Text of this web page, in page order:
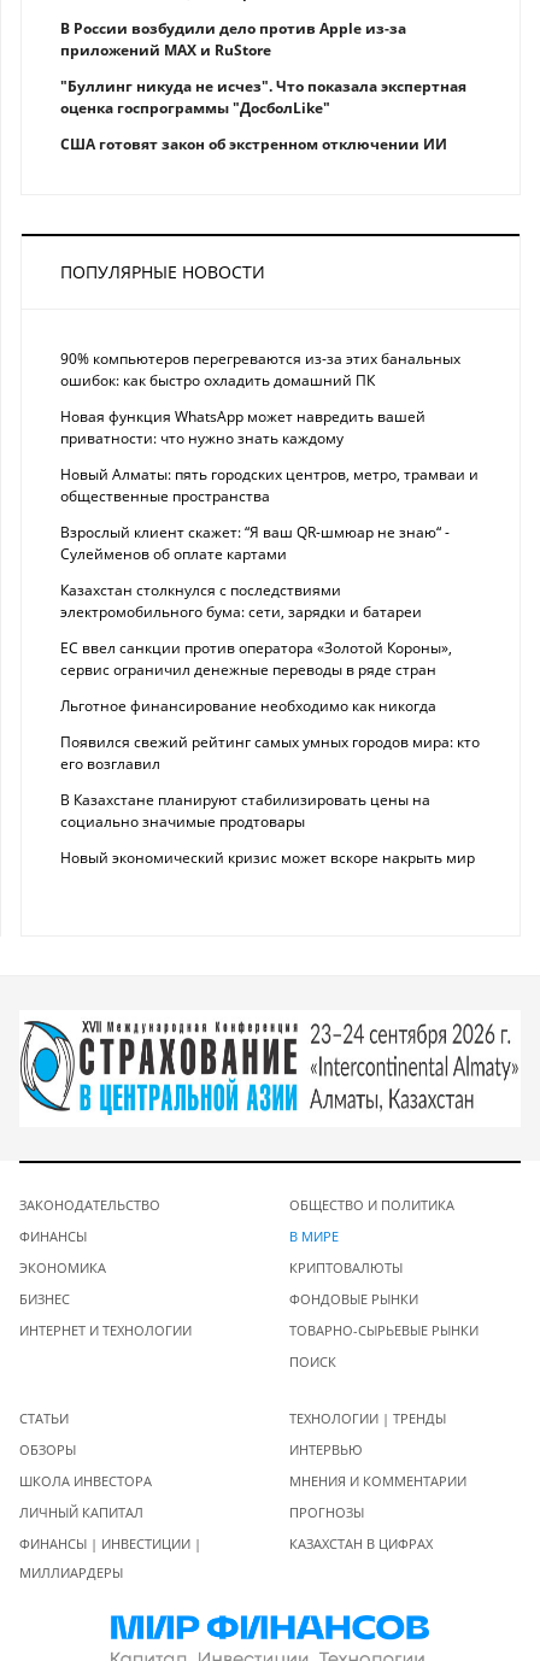
В России возбудили дело против Apple из-за
приложений MAX и RuStore
"Буллинг никуда не исчез". Что показала экспертная
оценка госпрограммы "ДосболLike"
США готовят закон об экстренном отключении ИИ
ПОПУЛЯРНЫЕ НОВОСТИ
90% компьютеров перегреваются из-за этих банальных
ошибок: как быстро охладить домашний ПК
Новая функция WhatsApp может навредить вашей
приватности: что нужно знать каждому
Новый Алматы: пять городских центров, метро, трамваи и
общественные пространства
Взрослый клиент скажет: “Я ваш QR-шмюар не знаю“ -
Сулейменов об оплате картами
Казахстан столкнулся с последствиями
электромобильного бума: сети, зарядки и батареи
ЕС ввел санкции против оператора «Золотой Короны»,
сервис ограничил денежные переводы в ряде стран
Льготное финансирование необходимо как никогда
Появился свежий рейтинг самых умных городов мира: кто
его возглавил
В Казахстане планируют стабилизировать цены на
социально значимые продтовары
Новый экономический кризис может вскоре накрыть мир
ЗАКОНОДАТЕЛЬСТВО
ФИНАНСЫ
ЭКОНОМИКА
БИЗНЕС
ИНТЕРНЕТ И ТЕХНОЛОГИИ
ОБЩЕСТВО И ПОЛИТИКА
В МИРЕ
КРИПТОВАЛЮТЫ
ФОНДОВЫЕ РЫНКИ
ТОВАРНО-СЫРЬЕВЫЕ РЫНКИ
ПОИСК
СТАТЬИ
ОБЗОРЫ
ШКОЛА ИНВЕСТОРА
ЛИЧНЫЙ КАПИТАЛ
ФИНАНСЫ | ИНВЕСТИЦИИ |
МИЛЛИАРДЕРЫ
ТЕХНОЛОГИИ | ТРЕНДЫ
ИНТЕРВЬЮ
МНЕНИЯ И КОММЕНТАРИИ
ПРОГНОЗЫ
КАЗАХСТАН В ЦИФРАХ